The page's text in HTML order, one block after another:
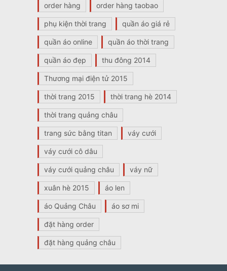
order hàng order hàng taobao
phụ kiện thời trang quần áo giá rẻ
quần áo online quần áo thời trang
quần áo đẹp thu đông 2014
Thương mại điện tử 2015
thời trang 2015 thời trang hè 2014
thời trang quảng châu
trang sức bằng titan váy cưới
váy cưới cô dâu
váy cưới quảng châu váy nữ
xuân hè 2015 áo len
áo Quảng Châu áo sơ mi
đặt hàng order
đặt hàng quảng châu